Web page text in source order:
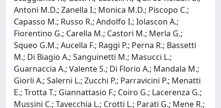
Antoni M.D.; Zanella I.; Monica M.D.; Piscopo C.;
Capasso M.; Russo R.; Andolfo I.; Iolascon A.;
Fiorentino G.; Carella M.; Castori M.; Merla G.;
Squeo G.M.; Aucella F.; Raggi P.; Perna R.; Bassetti
M.; Di Biagio A.; Sanguinetti M.; Masucci L.;
Guarnaccia A.; Valente S.; Di Florio A.; Mandala M.;
Giorli A.; Salerni L.; Zucchi P.; Parravicini P.; Menatti
E.; Trotta T.; Giannattasio F.; Coiro G.; Lacerenza G.;
Mussini C.; Tavecchia L.; Crotti L.; Parati G.; Mene R.;